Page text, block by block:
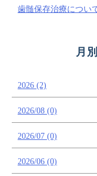
歯髄保存治療につい
月
2026 (2)
2026/08 (0)
2026/07 (0)
2026/06 (0)